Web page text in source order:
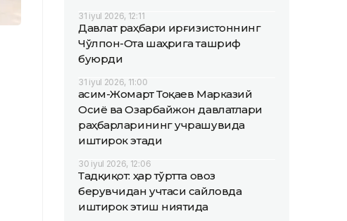
31 iyul 2026, 12:11
Давлат раҳбари Қирғизистоннинг
Чўлпон-Ота шаҳрига ташриф
буюрди
31 iyul 2026, 11:00
Қасим-Жомарт Тоқаев Марказий
Осиё ва Озарбайжон давлатлари
раҳбарларининг учрашувида
иштирок этади
30 iyul 2026, 12:06
Тадқиқот: ҳар тўртта овоз
берувчидан учтаси сайловда
иштирок этиш ниятида